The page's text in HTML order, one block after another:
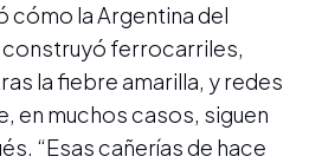
cómo la Argentina del
construyó ferrocarriles,
la fiebre amarilla, y redes
en muchos casos, siguen
“Esas cañerías de hace